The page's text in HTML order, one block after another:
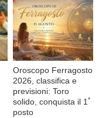
Oroscopo Ferragosto
2026, classifica e
previsioni: Toro
solido, conquista il 1ﾟ
posto